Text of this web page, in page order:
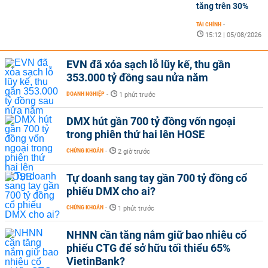
tăng trên 30%
TÀI CHÍNH -
15:12 | 05/08/2026
EVN đã xóa sạch lỗ lũy kế, thu gần
353.000 tỷ đồng sau nửa năm
DOANH NGHIỆP - 1 phút trước
DMX hút gần 700 tỷ đồng vốn ngoại
trong phiên thứ hai lên HOSE
CHỨNG KHOÁN - 2 giờ trước
Tự doanh sang tay gần 700 tỷ đồng cổ
phiếu DMX cho ai?
CHỨNG KHOÁN - 1 phút trước
NHNN cần tăng nắm giữ bao nhiêu cổ
phiếu CTG để sở hữu tối thiểu 65%
VietinBank?